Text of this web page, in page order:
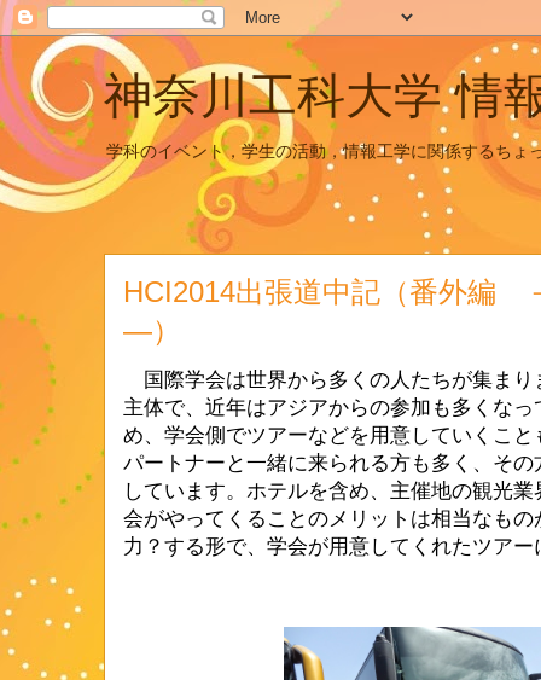
神奈川工科大学 情
学科のイベント，学生の活動，情報工学に関係するちょ
HCI2014出張道中記（番外編
―）
国際学会は世界から多くの人たちが集まり
主体で、近年はアジアからの参加も多くな
め、学会側でツアーなどを用意していくこ
パートナーと一緒に来られる方も多く、そ
しています。ホテルを含め、主催地の観光
会がやってくることのメリットは相当なも
力？する形で、学会が用意してくれたツア